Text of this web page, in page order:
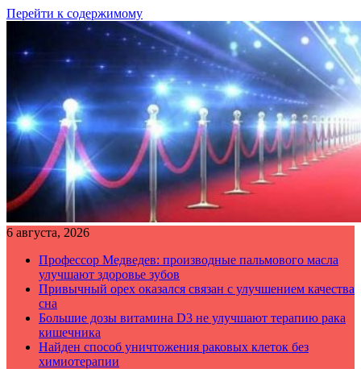
Перейти к содержимому
6 августа, 2026
Профессор Медведев: производные пальмового масла
улучшают здоровье зубов
Привычный орех оказался связан с улучшением качества
сна
Большие дозы витамина D3 не улучшают терапию рака
кишечника
Найден способ уничтожения раковых клеток без
химиотерапии